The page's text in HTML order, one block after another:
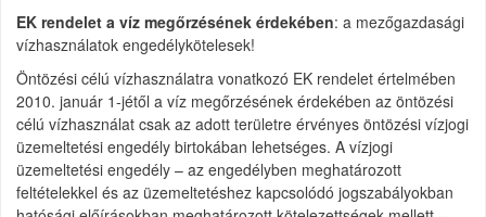
EK rendelet a víz megőrzésének érdekében: a mezőgazdasági
vízhasználatok engedélykötelesek!
Öntözési célú vízhasználatra vonatkozó EK rendelet értelmében
2010. január 1-jétől a víz megőrzésének érdekében az öntözési
célú vízhasználat csak az adott területre érvényes öntözési vízjogi
üzemeltetési engedély birtokában lehetséges. A vízjogi
üzemeltetési engedély – az engedélyben meghatározott
feltételekkel és az üzemeltetéshez kapcsolódó jogszabályokban